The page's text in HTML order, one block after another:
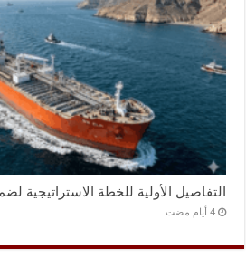
التفاصيل الأولية للخطة الاستراتيجية
‏4 أيام مضت